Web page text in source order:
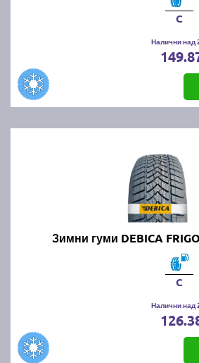
C
Налични над
Зимни гуми DEBICA
C
Налични над